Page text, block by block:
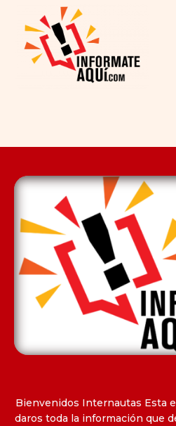
Bienvenidos Internautas Esta
daros toda la información que